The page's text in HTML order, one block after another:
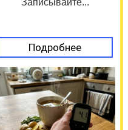
Записывайте...
Подробнее